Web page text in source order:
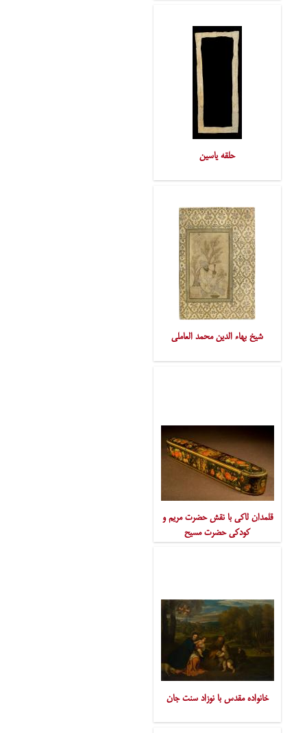
حلقه یاسین
شیخ بهاء الدین محمد العاملی
قلمدان لاکی با نقش حضرت مریم و
کودکی حضرت مسیح
خانواده مقدس با نوزاد سنت جان